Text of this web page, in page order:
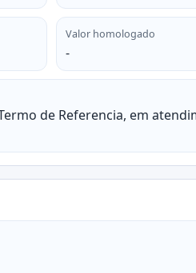
Valor homologado
-
de Referencia, em